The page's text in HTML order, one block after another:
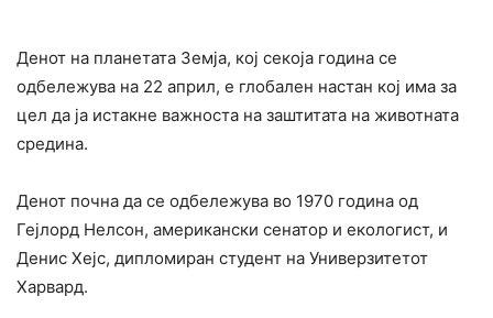
Денот на планетата Земја, кој секоја година се
одбележува на 22 април, е глобален настан кој има за
цел да ја истакне важноста на заштитата на животната
средина.
Денот почна да се одбележува во 1970 година од
Гејлорд Нелсон, американски сенатор и екологист, и
Денис Хејс, дипломиран студент на Универзитетот
Харвард.